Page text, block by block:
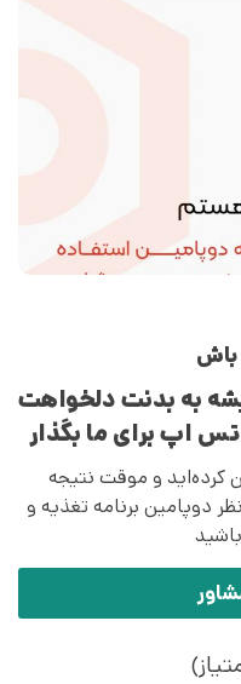
باش
به بدنت دلخواهت
اپ برای ما بگذار
کرده‌اید و موقت نتیجه
دوپامین برنامه تغذیه و